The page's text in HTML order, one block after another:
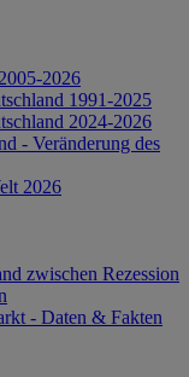
2026
1991-2025
2024-2026
- Veränderung des
2026
zwischen Rezession
- Daten & Fakten